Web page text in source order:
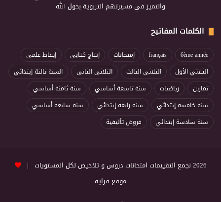
والتميز في مسيرتهم التربوية بحول الله
الكلمات المفاتيح
6ème année
français إمتحانات إنتاج كتابي
إيقاظ علمي
الثلاثي الأول
الثلاثي الثالث الثلاثي الثاني
السنة ثالثة إبتدائي
تمارين
رياضيات سنة تاسعة أساسي
سنة ثامنة أساسي
سنة خامسة إبتدائي
سنة رابعة إبتدائي
سنة سابعة أساسي
سنة سادسة إبتدائي
فروض تأليفية
2026 نجمع التقييمات امتحانات دروس و تلاخيص لكل المستويات |
موقع قراية